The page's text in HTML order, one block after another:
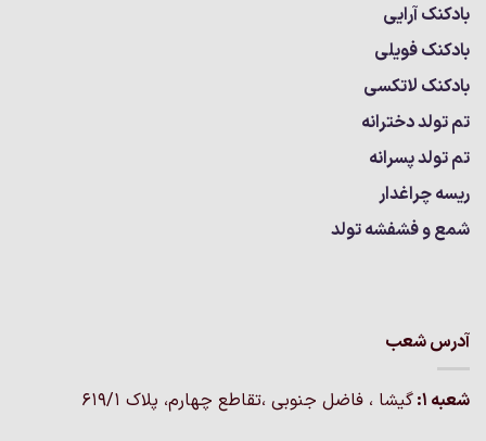
بادکنک آرایی
بادکنک فویلی
بادکنک لاتکسی
تم تولد دخترانه
تم تولد پسرانه
ریسه چراغدار
شمع و فشفشه تولد
آدرس شعب
شعبه 1:
گيشا ، فاضل جنوبی ،تقاطع چهارم، پلاک 619/1